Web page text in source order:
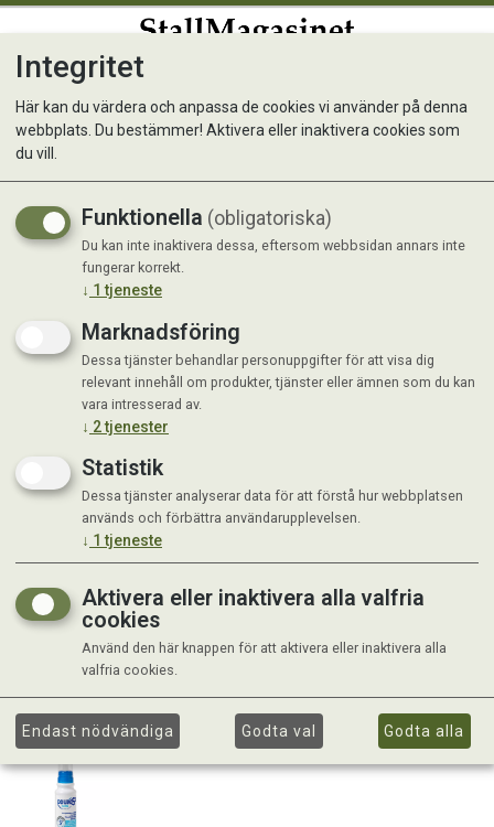
Douxo S3 Care Ear Cleaner
120 ml
Integritet
Här kan du värdera och anpassa de cookies vi använder på denna
webbplats. Du bestämmer! Aktivera eller inaktivera cookies som
du vill.
Funktionella (obligatoriska)
Du kan inte inaktivera dessa, eftersom webbsidan annars inte
fungerar korrekt.
↓ 1 tjeneste
Marknadsföring
Dessa tjänster behandlar personuppgifter för att visa dig
relevant innehåll om produkter, tjänster eller ämnen som du kan
vara intresserad av.
↓ 2tjenester
Statistik
Dessa tjänster analyserar data för att förstå hur webbplatsen
används och förbättra användarupplevelsen.
↓ 1 tjeneste
Aktivera eller inaktivera alla valfria
cookies
Använd den här knappen för att aktivera eller inaktivera alla
valfria cookies.
Endast nödvändiga Godta val Godta alla